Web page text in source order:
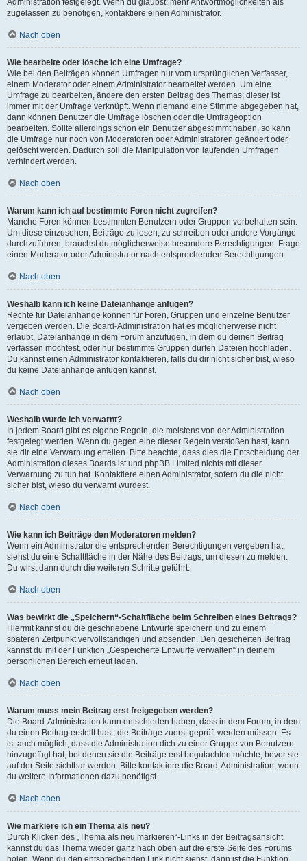
Administration festgelegt. Wenn du glaubst, mehr Antwortmöglichkeiten als
zugelassen zu benötigen, kontaktiere einen Administrator.
Nach oben
Wie bearbeite oder lösche ich eine Umfrage?
Wie bei den Beiträgen können Umfragen nur vom ursprünglichen Verfasser,
einem Moderator oder einem Administrator bearbeitet werden. Um eine
Umfrage zu bearbeiten, ändere den ersten Beitrag des Themas; dieser ist
immer mit der Umfrage verknüpft. Wenn niemand eine Stimme abgegeben hat,
dann können Benutzer die Umfrage löschen oder die Umfrageoption
bearbeiten. Sollte allerdings schon ein Benutzer abgestimmt haben, so kann
die Umfrage nur noch von Moderatoren oder Administratoren geändert oder
gelöscht werden. Dadurch soll die Manipulation von laufenden Umfragen
verhindert werden.
Nach oben
Warum kann ich auf bestimmte Foren nicht zugreifen?
Manche Foren können bestimmten Benutzern oder Gruppen vorbehalten sein.
Um diese einzusehen, Beiträge zu lesen, zu schreiben oder andere Vorgänge
durchzuführen, brauchst du möglicherweise besondere Berechtigungen. Frage
einen Moderator oder Administrator nach entsprechenden Berechtigungen.
Nach oben
Weshalb kann ich keine Dateianhänge anfügen?
Rechte für Dateianhänge können für Foren, Gruppen und einzelne Benutzer
vergeben werden. Die Board-Administration hat es möglicherweise nicht
erlaubt, Dateianhänge in dem Forum anzufügen, in dem du deinen Beitrag
verfassen möchtest, oder nur bestimmte Gruppen dürfen Dateien hochladen.
Du kannst einen Administrator kontaktieren, falls du dir nicht sicher bist, wieso
du keine Dateianhänge anfügen kannst.
Nach oben
Weshalb wurde ich verwarnt?
In jedem Board gibt es eigene Regeln, die meistens von der Administration
festgelegt werden. Wenn du gegen eine dieser Regeln verstoßen hast, kann
sie dir eine Verwarnung erteilen. Bitte beachte, dass dies die Entscheidung der
Administration dieses Boards ist und phpBB Limited nichts mit dieser
Verwarnung zu tun hat. Kontaktiere einen Administrator, sofern du die nicht
sicher bist, wieso du verwarnt wurdest.
Nach oben
Wie kann ich Beiträge den Moderatoren melden?
Wenn ein Administrator die entsprechenden Berechtigungen vergeben hat,
siehst du eine Schaltfläche in der Nähe des Beitrags, um diesen zu melden.
Du wirst dann durch die weiteren Schritte geführt.
Nach oben
Was bewirkt die „Speichern“-Schaltfläche beim Schreiben eines Beitrags?
Hiermit kannst du die geschriebene Entwürfe speichern und zu einem
späteren Zeitpunkt vervollständigen und absenden. Den gesicherten Beitrag
kannst du mit der Funktion „Gespeicherte Entwürfe verwalten“ in deinem
persönlichen Bereich erneut laden.
Nach oben
Warum muss mein Beitrag erst freigegeben werden?
Die Board-Administration kann entschieden haben, dass in dem Forum, in dem
du einen Beitrag erstellt hast, die Beiträge zuerst geprüft werden müssen. Es
ist auch möglich, dass die Administration dich zu einer Gruppe von Benutzern
hinzugefügt hat, bei denen sie die Beiträge erst begutachten möchte, bevor sie
auf der Seite sichtbar werden. Bitte kontaktiere die Board-Administration, wenn
du weitere Informationen dazu benötigst.
Nach oben
Wie markiere ich ein Thema als neu?
Durch Klicken des „Thema als neu markieren“-Links in der Beitragsansicht
kannst du das Thema wieder ganz nach oben auf die erste Seite des Forums
holen. Wenn du den entsprechenden Link nicht siehst, dann ist die Funktion